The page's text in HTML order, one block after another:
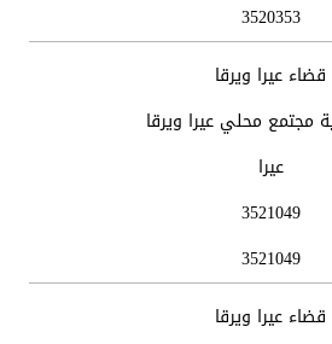
3520353
قضاء عيرا ويرقا
مجتمع محلي عيرا ويرقا
عيرا
3521049
3521049
قضاء عيرا ويرقا